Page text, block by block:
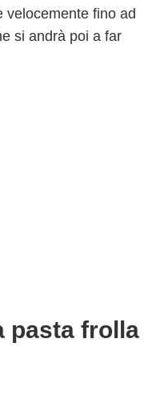
velocemente fino ad
si andrà poi a far
pasta frolla